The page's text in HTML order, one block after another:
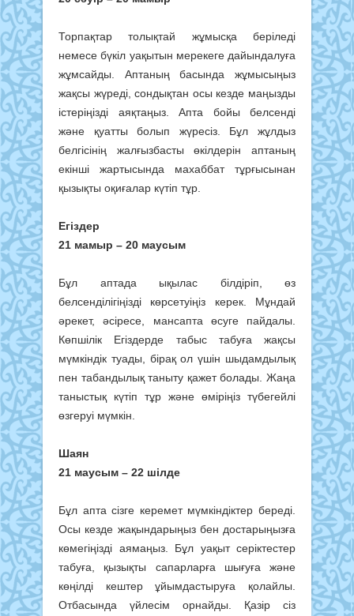
Торпақтар толықтай жұмысқа беріледі
немесе бүкіл уақытын мерекеге дайындалуға
жұмсайды. Аптаның басында жұмысыңыз
жақсы жүреді, сондықтан осы кезде маңызды
істеріңізді аяқтаңыз. Апта бойы белсенді
және қуатты болып жүресіз. Бұл жұлдыз
белгісінің жалғызбасты өкілдерін аптаның
екінші жартысында махаббат тұрғысынан
қызықты оқиғалар күтіп тұр.
Егіздер
21 мамыр – 20 маусым
Бұл аптада ықылас білдіріп, өз
белсенділігіңізді көрсетуіңіз керек. Мұндай
әрекет, әсіресе, мансапта өсуге пайдалы.
Көпшілік Егіздерде табыс табуға жақсы
мүмкіндік туады, бірақ ол үшін шыдамдылық
пен табандылық таныту қажет болады. Жаңа
таныстық күтіп тұр және өміріңіз түбегейлі
өзгеруі мүмкін.
Шаян
21 маусым – 22 шілде
Бұл апта сізге керемет мүмкіндіктер береді.
Осы кезде жақындарыңыз бен достарыңызға
көмегіңізді аямаңыз. Бұл уақыт серіктестер
табуға, қызықты сапарларға шығуға және
көңілді кештер ұйымдастыруға қолайлы.
Отбасында үйлесім орнайды. Қазір сіз